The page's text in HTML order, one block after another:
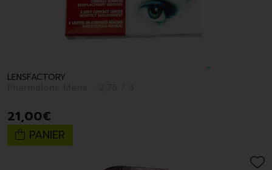
LENSFACTORY
21,00€
PANIER